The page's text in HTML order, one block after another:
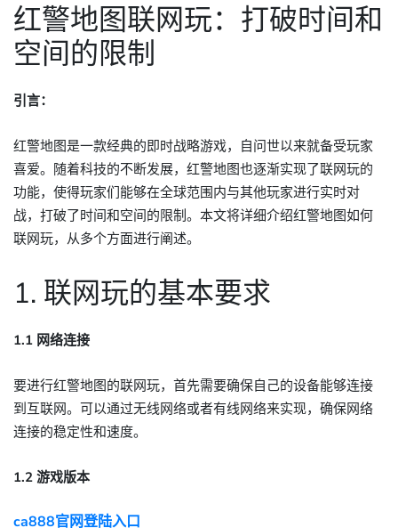
红警地图联网玩：打破时间和
空间的限制
引言：
红警地图是一款经典的即时战略游戏，自问世以来就备受玩家
喜爱。随着科技的不断发展，红警地图也逐渐实现了联网玩的
功能，使得玩家们能够在全球范围内与其他玩家进行实时对
战，打破了时间和空间的限制。本文将详细介绍红警地图如何
联网玩，从多个方面进行阐述。
1. 联网玩的基本要求
1.1 网络连接
要进行红警地图的联网玩，首先需要确保自己的设备能够连接
到互联网。可以通过无线网络或者有线网络来实现，确保网络
连接的稳定性和速度。
1.2 游戏版本
ca888官网登陆入口